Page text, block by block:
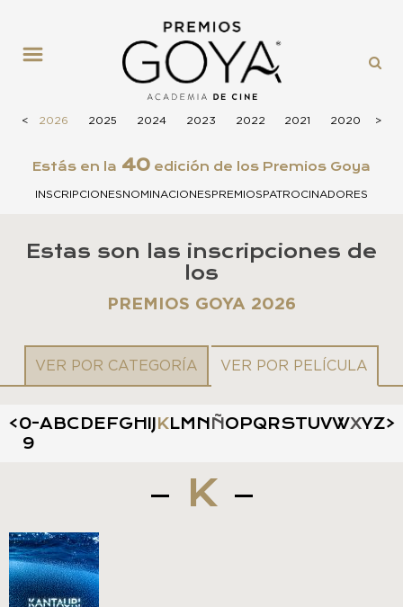
< 2026 2025 2024 2023 2022 2021 2020 >
Estás en la 40 edición de los Premios Goya
INSCRIPCIONESNOMINACIONESPREMIOSPATROCINADORES
Estas son las inscripciones de
los
PREMIOS GOYA 2026
VER POR CATEGORÍA VER POR PELÍCULA
<0-
9
ABC D E FGH J KLM N Ñ O PQRSTUVWXYZ>
K